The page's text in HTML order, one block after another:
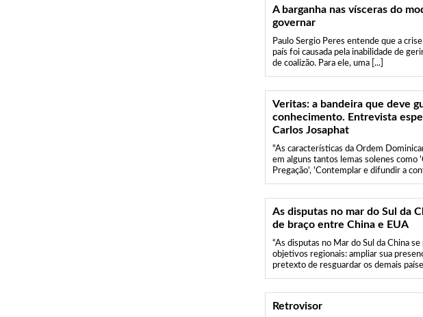
A barganha nas vísceras do
governar
Paulo Sergio Peres entende que a
país foi causada pela inabilidade de
de coalizão. Para ele, uma [...]
Veritas: a bandeira que deve
conhecimento. Entrevista
Carlos Josaphat
"As características da Ordem
em alguns tantos lemas solenes como
Pregação', 'Contemplar e difundir a
As disputas no mar do Sul da
de braço entre China e EUA
“As disputas no Mar do Sul da China
objetivos regionais: ampliar sua
pretexto de resguardar os demais
Retrovisor